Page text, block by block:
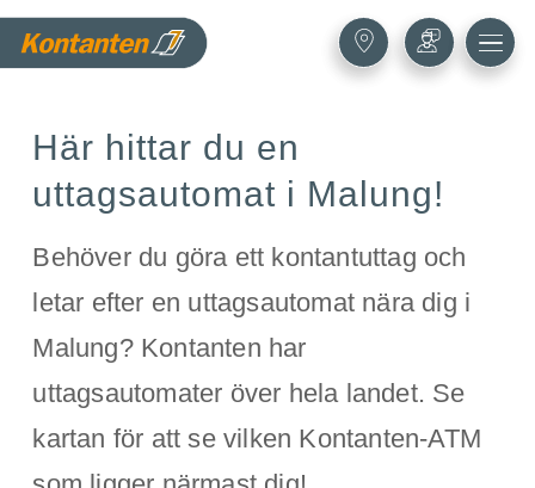
Här hittar du en
uttagsautomat i Malung!
Behöver du göra ett kontantuttag och
letar efter en uttagsautomat nära dig i
Malung? Kontanten har
uttagsautomater över hela landet. Se
kartan för att se vilken Kontanten-ATM